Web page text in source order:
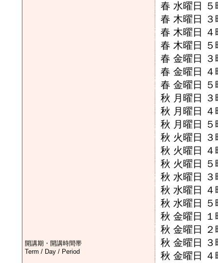
開講期・開講時間帯
Term / Day / Period
春 水曜日 ５
春 木曜日 ３
春 木曜日 ４
春 木曜日 ５
春 金曜日 ３
春 金曜日 ４
春 金曜日 ５
秋 月曜日 ３
秋 月曜日 ４
秋 月曜日 ５
秋 火曜日 ３
秋 火曜日 ４
秋 火曜日 ５
秋 水曜日 ３
秋 水曜日 ４
秋 水曜日 ５
秋 金曜日 １
秋 金曜日 ２
秋 金曜日 ３
秋 金曜日 ４